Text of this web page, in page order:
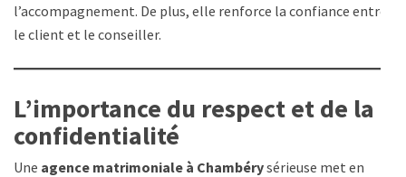
l’accompagnement. De plus, elle renforce la confiance entre
le client et le conseiller.
L’importance du respect et de la
confidentialité
Une agence matrimoniale à Chambérysérieuse met en